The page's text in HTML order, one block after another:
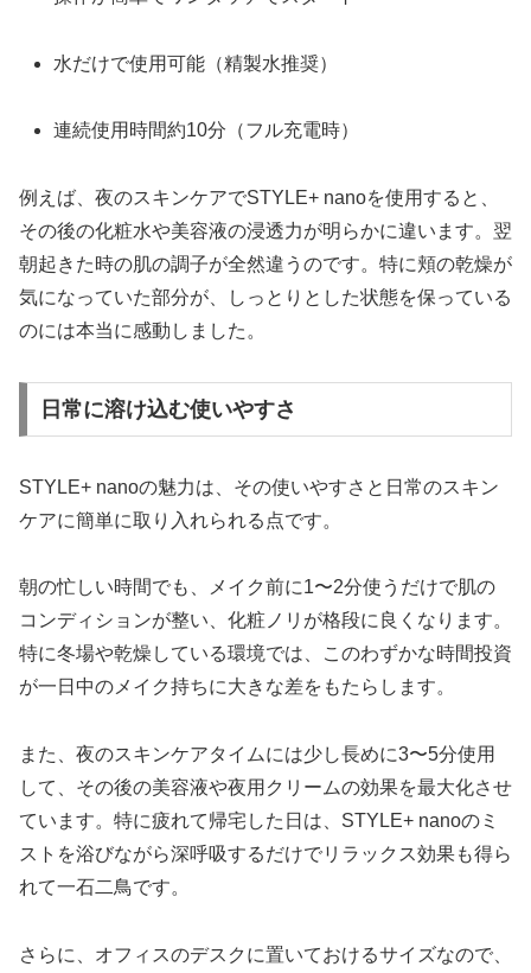
水だけで使用可能（精製水推奨）
連続使用時間約10分（フル充電時）
例えば、夜のスキンケアでSTYLE+ nanoを使用すると、
その後の化粧水や美容液の浸透力が明らかに違います。翌
朝起きた時の肌の調子が全然違うのです。特に頬の乾燥が
気になっていた部分が、しっとりとした状態を保っている
のには本当に感動しました。
日常に溶け込む使いやすさ
STYLE+ nanoの魅力は、その使いやすさと日常のスキン
ケアに簡単に取り入れられる点です。
朝の忙しい時間でも、メイク前に1〜2分使うだけで肌の
コンディションが整い、化粧ノリが格段に良くなります。
特に冬場や乾燥している環境では、このわずかな時間投資
が一日中のメイク持ちに大きな差をもたらします。
また、夜のスキンケアタイムには少し長めに3〜5分使用
して、その後の美容液や夜用クリームの効果を最大化させ
ています。特に疲れて帰宅した日は、STYLE+ nanoのミ
ストを浴びながら深呼吸するだけでリラックス効果も得ら
れて一石二鳥です。
さらに、オフィスのデスクに置いておけるサイズなので、